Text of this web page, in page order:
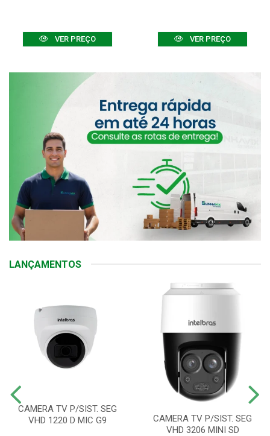
VER PREÇO VER PREÇO
LANÇAMENTOS
CAMERA TV P/SIST. SEG
VHD 1220 D MIC G9
CAMERA TV P/SIST. SEG
VHD 3206 MINI SD